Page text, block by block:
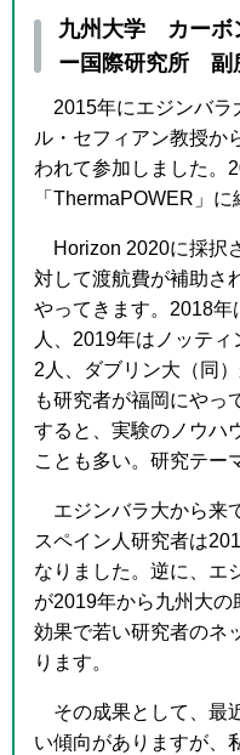
九州大学 カーボ
ー国際研究所
2015年にエジンバラ
ル・セフィアン教授か
われて参加しました。
「 ThermaPOWER 」に
Horizon 2020に採択
対して渡航費が補助さ
やってきます。 2018年
人、 2019年はノッティ
2 人、ダブリン大（同
も研究者が福岡にやっ
すると、実験のノウハ
ことも多い。研究テー
エジンバラ大から来
スペイン人研究者は
なりました。逆に、エ
が2019年から九州大の
効果で若い研究者のネ
ります。
その成果として、最
い傾向がありますが、